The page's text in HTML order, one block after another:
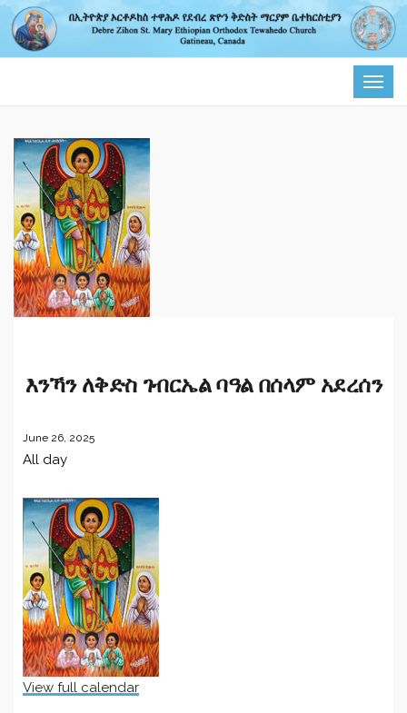
እንኻን ለቅድስ ገብርኤል ባዓል በሰላም አደረሰን
June 26, 2025
All day
View full calendar